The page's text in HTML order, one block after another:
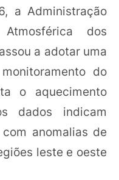
a Administração
dos
a adotar uma
do
o aquecimento
dados indicam
anomalias de
leste e oeste